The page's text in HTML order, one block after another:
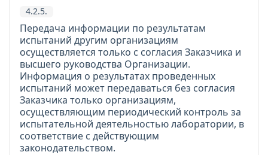
4.2.5.
Передача информации по результатам
испытаний другим организациям
осуществляется только с согласия Заказчика и
высшего руководства Организации.
Информация о результатах проведенных
испытаний может передаваться без согласия
Заказчика только организациям,
осуществляющим периодический контроль за
испытательной деятельностью лаборатории, в
соответствие с действующим
законодательством.